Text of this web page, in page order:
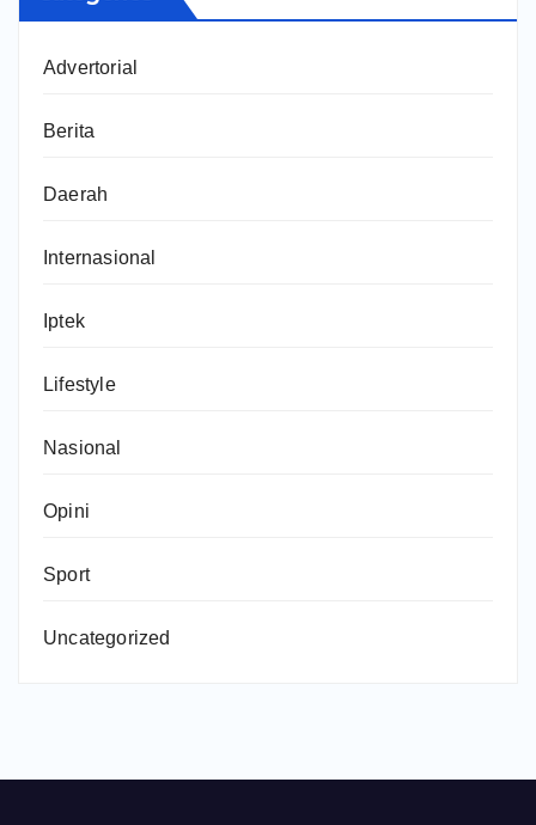
Advertorial
Berita
Daerah
Internasional
Iptek
Lifestyle
Nasional
Opini
Sport
Uncategorized